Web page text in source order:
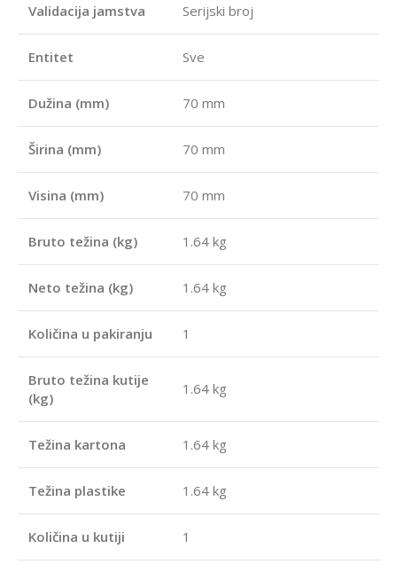
Validacija jamstva Serijski broj
Entitet Sve
Dužina (mm) 70 mm
Širina (mm) 70 mm
Visina (mm) 70 mm
Bruto težina (kg) 1.64 kg
Neto težina (kg) 1.64 kg
Količina u pakiranju 1
Bruto težina kutije
(kg)
1.64 kg
Težina kartona 1.64 kg
Težina plastike 1.64 kg
Količina u kutiji 1